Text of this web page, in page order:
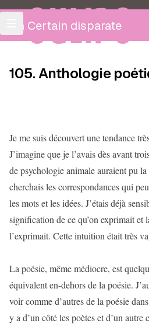
OULIPO
Un Certain disparate
105. Anthologie
Je me suis découvert une tendance
J’imagine que je l’avais dès avant
de psychologie animale auraient pu
cherchais les correspondances qui
les mots et les idées. J’étais déjà
signification de ce qu’on exprimait et
l’exprimait. Cette intuition était très
La poésie, même médiocre, est
équivalent en-dehors de la poésie.
voir comme d’autres de la poésie
y a d’un côté les poètes et d’un